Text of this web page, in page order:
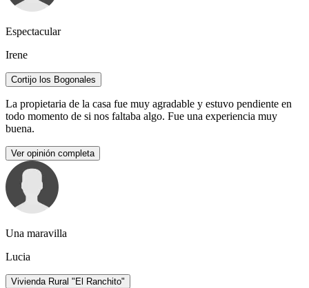
Espectacular
Irene
Cortijo los Bogonales
La propietaria de la casa fue muy agradable y estuvo pendiente en
todo momento de si nos faltaba algo. Fue una experiencia muy
buena.
Ver opinión completa
Una maravilla
Lucia
Vivienda Rural "El Ranchito"